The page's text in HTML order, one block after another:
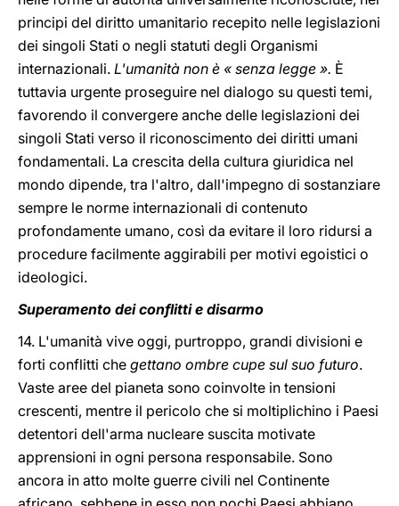
principi del diritto umanitario recepito nelle legislazioni
dei singoli Stati o negli statuti degli Organismi
internazionali. L'umanità non è « senza legge ». È
tuttavia urgente proseguire nel dialogo su questi temi,
favorendo il convergere anche delle legislazioni dei
singoli Stati verso il riconoscimento dei diritti umani
fondamentali. La crescita della cultura giuridica nel
mondo dipende, tra l'altro, dall'impegno di sostanziare
sempre le norme internazionali di contenuto
profondamente umano, così da evitare il loro ridursi a
procedure facilmente aggirabili per motivi egoistici o
ideologici.
Superamento dei conflitti e disarmo
14. L'umanità vive oggi, purtroppo, grandi divisioni e
forti conflitti che gettano ombre cupe sul suo futuro.
Vaste aree del pianeta sono coinvolte in tensioni
crescenti, mentre il pericolo che si moltiplichino i Paesi
detentori dell'arma nucleare suscita motivate
apprensioni in ogni persona responsabile. Sono
ancora in atto molte guerre civili nel Continente